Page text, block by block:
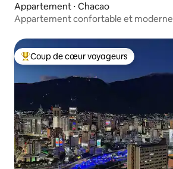
Appartement ⋅ Chacao
Appartement confortable et moderne
Coups de cœur voyageurs les plus
Coup de cœur voyageurs